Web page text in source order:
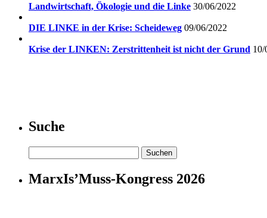
Landwirtschaft, Ökologie und die Linke 30/06/2022
DIE LINKE in der Krise: Scheideweg 09/06/2022
Krise der LINKEN: Zerstrittenheit ist nicht der Grund 10/
Suche
nach:
MarxIs’Muss-Kongress 2026